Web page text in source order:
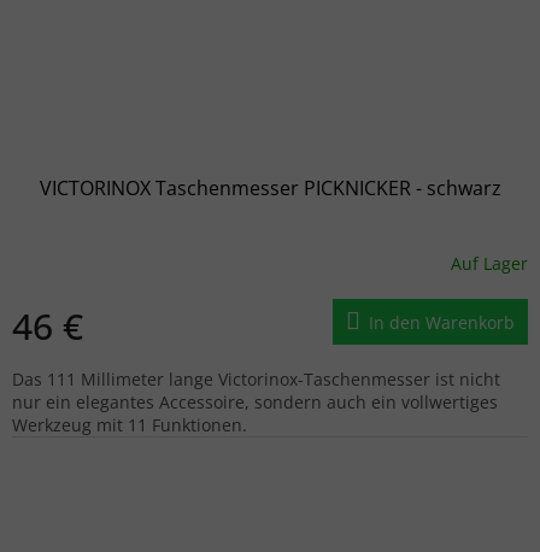
VICTORINOX Taschenmesser PICKNICKER - schwarz
Auf Lager
46 € In den Warenkorb
Das 111 Millimeter lange Victorinox-Taschenmesser ist nicht
nur ein elegantes Accessoire, sondern auch ein vollwertiges
Werkzeug mit 11 Funktionen.